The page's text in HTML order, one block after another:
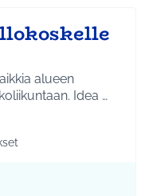
alueen
kuntoilijoita ja kannustaisivat ulkoliikuntaan. Idea …
mukaan: Liikunta ja